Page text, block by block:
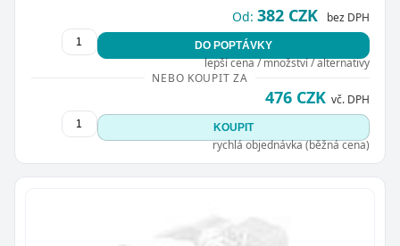
Od: 382 CZK bez DPH
DO POPTÁVKY
lepší cena / množství / alternativy
NEBO KOUPIT ZA
476 CZK vč. DPH
KOUPIT
rychlá objednávka (běžná cena)